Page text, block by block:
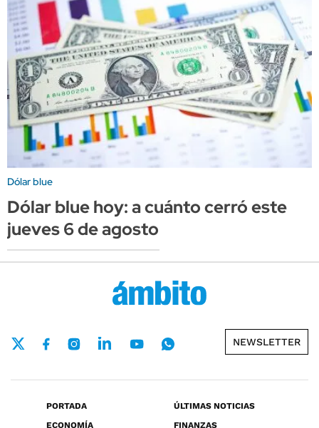
Dólar blue
Dólar blue hoy: a cuánto cerró este
jueves 6 de agosto
NEWSLETTER
PORTADA
ÚLTIMAS NOTICIAS
ECONOMÍA
FINANZAS